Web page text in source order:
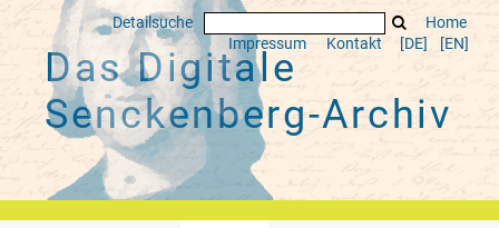
Detailsuche
Home
Impressum
Kontakt [DE] [EN]
Das Digitale
Senckenberg-Archiv